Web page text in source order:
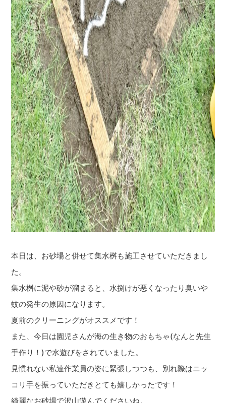
本日は、お砂場と併せて集水桝も施工させていただきまし
た。
集水桝に泥や砂が溜まると、水捌けが悪くなったり臭いや
蚊の発生の原因になります。
夏前のクリーニングがオススメです！
また、今日は園児さんが海の生き物のおもちゃ(なんと先生
手作り！)で水遊びをされていました。
見慣れない私達作業員の姿に緊張しつつも、別れ際はニッ
コリ手を振っていただきとても嬉しかったです！
綺麗なお砂場で沢山遊んでくださいね。